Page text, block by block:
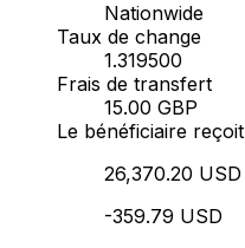
Nationwide
Taux de change
1.319500
Frais de transfert
15.00 GBP
Le bénéficiaire reçoit
26,370.20 USD
-359.79 USD